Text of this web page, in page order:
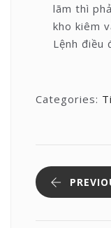
lãm thì
kho kiêm
Lệnh điều
Categories: